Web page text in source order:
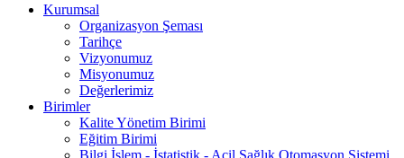
Kurumsal
Organizasyon Şeması
Tarihçe
Vizyonumuz
Misyonumuz
Değerlerimiz
Birimler
Kalite Yönetim Birimi
Eğitim Birimi
Bilgi İşlem - İstatistik - Acil Sağlık Otomasyon Sistemi